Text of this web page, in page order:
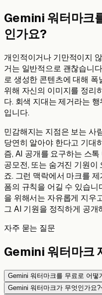
Gemini 워터마크
인가요?
개인적이거나 기만적이지
거는 일반적으로 괜찮습니
로 생성한 콘텐츠에 대해
위해 자신의 이미지를 정리
다. 회색 지대는 제거라는
입니다.
민감해지는 지점은 보는 사
당연히 알아야 한다고 기대
즘, AI 공개를 요구하는 스
공모전, 또는 숨겨진 기원이
죠. 그런 맥락에서 마크를
폼의 규칙을 어길 수 있습
을 위해서는 자유롭게 지우
그 AI 기원을 정직하게 공개
자주 묻는 질문
Gemini 워터마크
Gemini 워터마크를 무료로 어떻
Gemini 워터마크가 무엇인가요?